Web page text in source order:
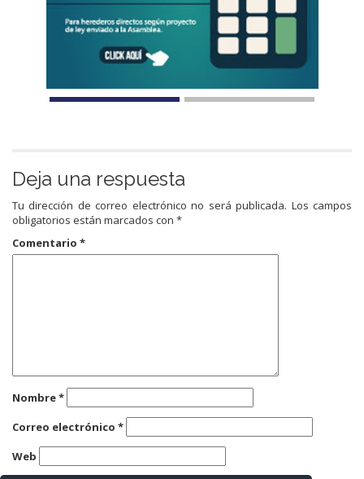
Deja una respuesta
Tu dirección de correo electrónico no será publicada. Los campos
obligatorios están marcados con *
Comentario *
Nombre*
Correo electrónico *
Web